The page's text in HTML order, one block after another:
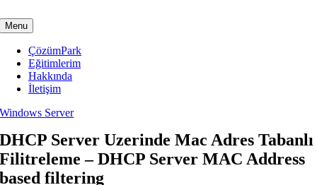
to
content
Menu
ÇözümPark
Eğitimlerim
Hakkında
İletişim
Windows Server
DHCP Server Uzerinde Mac Adres Tabanlı
Filitreleme – DHCP Server MAC Address
based filtering